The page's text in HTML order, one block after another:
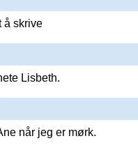
å skrive
Lisbeth.
når jeg er mørk.